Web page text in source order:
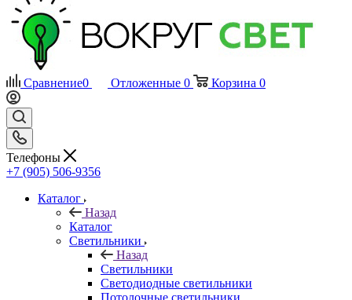
Сравнение0 Отложенные 0 Корзина 0
Телефоны
+7 (905) 506-9356
Каталог
Назад
Каталог
Светильники
Назад
Светильники
Светодиодные светильники
Потолочные светильники